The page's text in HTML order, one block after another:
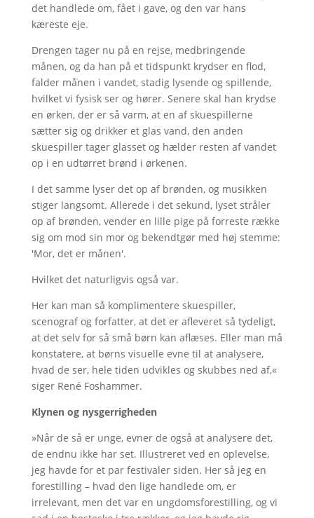
det handlede om, fået i gave, og den var hans
kæreste eje.
Drengen tager nu på en rejse, medbringende
månen, og da han på et tidspunkt krydser en flod,
falder månen i vandet, stadig lysende og spillende,
hvilket vi fysisk ser og hører. Senere skal han krydse
en ørken, der er så varm, at en af skuespillerne
sætter sig og drikker et glas vand, den anden
skuespiller tager glasset og hælder resten af vandet
op i en udtørret brønd i ørkenen.
I det samme lyser det op af brønden, og musikken
stiger langsomt. Allerede i det sekund, lyset stråler
op af brønden, vender en lille pige på forreste række
sig om mod sin mor og bekendtgør med høj stemme:
'Mor, det er månen'.
Hvilket det naturligvis også var.
Her kan man så komplimentere skuespiller,
scenograf og forfatter, at det er afleveret så tydeligt,
at det selv for så små børn kan aflæses. Eller man må
konstatere, at børns visuelle evne til at analysere,
hvad de ser, hele tiden udvikles og skubbes ned af,«
siger René Foshammer.
Klynen og nysgerrigheden
»Når de så er unge, evner de også at analysere det,
de endnu ikke har set. Illustreret ved en oplevelse,
jeg havde for et par festivaler siden. Her så jeg en
forestilling – hvad den lige handlede om, er
irrelevant, men det var en ungdomsforestilling, og vi